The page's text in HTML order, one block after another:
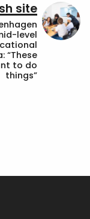
site
level
“These
to do
things”